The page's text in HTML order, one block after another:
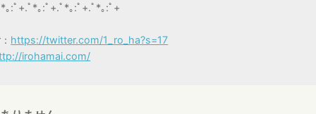
｡:ﾟ+.ﾟ*｡:ﾟ+.ﾟ*｡:ﾟ+.ﾟ*｡:ﾟ+
https://twitter.com/1_ro_ha?s=17
irohamai.com/